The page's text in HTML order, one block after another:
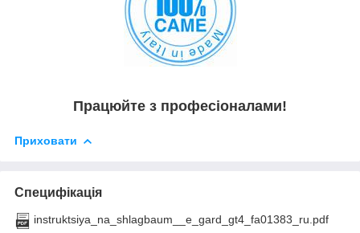
Працюйте з професіоналами!
Приховати
Специфікація
instruktsiya_na_shlagbaum__e_gard_gt4_fa01383_ru.pdf